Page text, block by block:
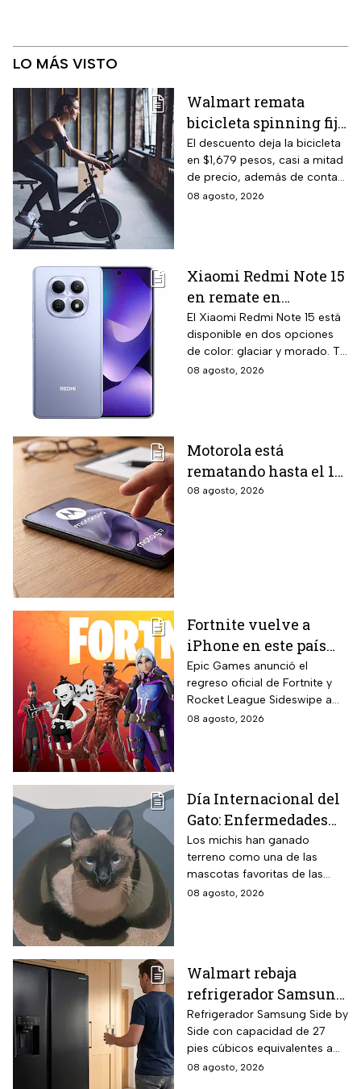
LO MÁS VISTO
Walmart remata
bicicleta spinning fija
con monitoreo de
velocidad, calorías y
pulso, ideal para hacer
cardio en casa
El descuento deja la bicicleta
en $1,679 pesos, casi a mitad
de precio, además de contar
el beneficio de meses sin
08 agosto, 2026
Xiaomi Redmi Note 15
en remate en
Liverpool: 256 GB de
almacenamiento,
cámara de 108 MP y
carga rápida
El Xiaomi Redmi Note 15 está
disponible en dos opciones
de color: glaciar y morado. Te
contamos todos los detalles
08 agosto, 2026
Motorola está
rematando hasta el 19
de agosto el celular
08 agosto, 2026
Fortnite vuelve a
iPhone en este país
latinoamericano tras
acuerdo oficial con
Apple en 2026
Epic Games anunció el
regreso oficial de Fortnite y
Rocket League Sideswipe a
iPhones ubicados en Brasil
Apple en junio a las reglas de
su App Store brasileña para
cumplir con requisitos de las
autoridades locales.
08 agosto, 2026
Día Internacional del
Gato: Enfermedades
más comunes y cómo
cuidar a estos felinos
Los michis han ganado
terreno como una de las
mascotas favoritas de las
familias mexicanas y hoy 8 de
08 agosto, 2026
Walmart rebaja
refrigerador Samsung
Side by Side 27 pies
negro para familias
con casi 40% de
descuento
Refrigerador Samsung Side by
Side con capacidad de 27
pies cúbicos equivalentes a
716 litros, tecnología
08 agosto, 2026